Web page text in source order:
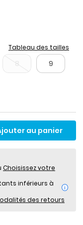
Tableau des tailles
9
au panier
Choisissez votre
i
des retours